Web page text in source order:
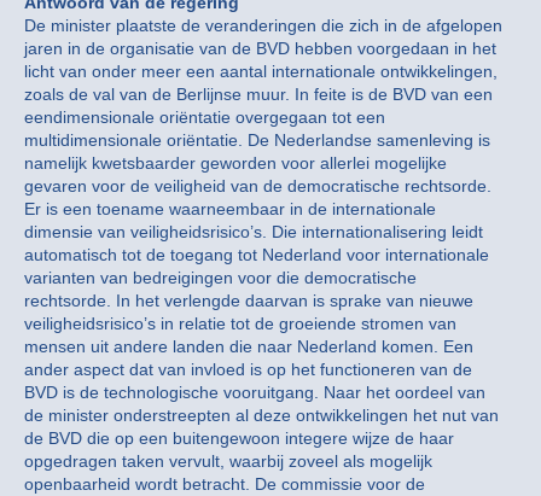
De minister plaatste de veranderingen die zich in de afgelopen
jaren in de organisatie van de BVD hebben voorgedaan in het
licht van onder meer een aantal internationale ontwikkelingen,
zoals de val van de Berlijnse muur. In feite is de BVD van een
eendimensionale oriëntatie overgegaan tot een
multidimensionale oriëntatie. De Nederlandse samenleving is
namelijk kwetsbaarder geworden voor allerlei mogelijke
gevaren voor de veiligheid van de democratische rechtsorde.
Er is een toename waarneembaar in de internationale
dimensie van veiligheidsrisico’s. Die internationalisering leidt
automatisch tot de toegang tot Nederland voor internationale
varianten van bedreigingen voor die democratische
rechtsorde. In het verlengde daarvan is sprake van nieuwe
veiligheidsrisico’s in relatie tot de groeiende stromen van
mensen uit andere landen die naar Nederland komen. Een
ander aspect dat van invloed is op het functioneren van de
BVD is de technologische vooruitgang. Naar het oordeel van
de minister onderstreepten al deze ontwikkelingen het nut van
de BVD die op een buitengewoon integere wijze de haar
opgedragen taken vervult, waarbij zoveel als mogelijk
openbaarheid wordt betracht. De commissie voor de